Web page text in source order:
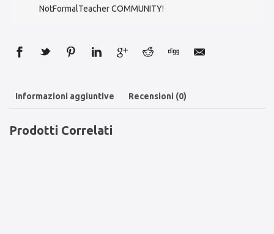
NotFormalTeacher COMMUNITY!
Informazioni aggiuntive Recensioni (0)
Prodotti Correlati